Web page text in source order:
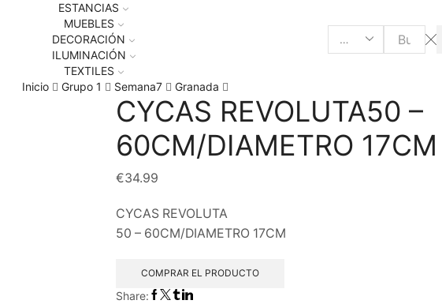
ESTANCIAS
MUEBLES
DECORACIÓN
ILUMINACIÓN
TEXTILES
Inicio
Grupo 1 Semana7 Granada
CYCAS REVOLUTA50 –
60CM/DIAMETRO 17CM
€34.99
CYCAS REVOLUTA
50 – 60CM/DIAMETRO 17CM
COMPRAR EL PRODUCTO
Share: